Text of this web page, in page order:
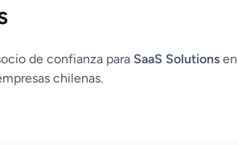
de confianza para SaaS Solutions
chilenas.